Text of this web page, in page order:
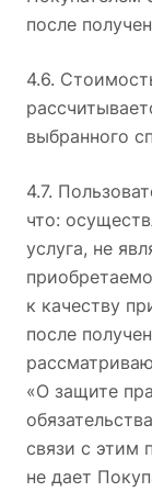
после
4.6.
выбранного
4.7.
что:
услуга, не
к качеству
после
«О защите
связи с этим
не дает